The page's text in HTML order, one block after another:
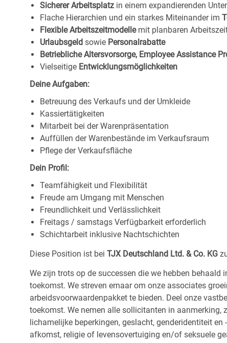
Sicherer Arbeitsplatz in einem expandierenden
Flache Hierarchien und ein starkes Miteinander im
Flexible Arbeitszeitmodelle mit planbaren
Urlaubsgeld sowie Personalrabatte
Betriebliche Altersvorsorge, Employee Assistance
Vielseitige Entwicklungsmöglichkeiten
Deine Aufgaben:
Betreuung des Verkaufs und der Umkleide
Kassiertätigkeiten
Mitarbeit bei der Warenpräsentation
Auffüllen der Warenbestände im Verkaufsraum
Pflege der Verkaufsfläche
Dein Profil:
Teamfähigkeit und Flexibilität
Freude am Umgang mit Menschen
Freundlichkeit und Verlässlichkeit
Freitags / samstags Verfügbarkeit erforderlich
Schichtarbeit inklusive Nachtschichten
Diese Position ist bei TJX Deutschland Ltd. & Co. KG
We zijn trots op de successen die we hebben
toekomst. We streven ernaar om onze associates
arbeidsvoorwaardenpakket te bieden. Deel onze
toekomst. We nemen alle sollicitanten in aanmerking,
lichamelijke beperkingen, geslacht, genderidentiteit
afkomst, religie of levensovertuiging en/of seksuele